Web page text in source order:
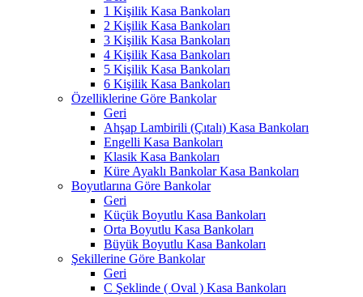
1 Kişilik Kasa Bankoları
2 Kişilik Kasa Bankoları
3 Kişilik Kasa Bankoları
4 Kişilik Kasa Bankoları
5 Kişilik Kasa Bankoları
6 Kişilik Kasa Bankoları
Özelliklerine Göre Bankolar
Geri
Ahşap Lambirili (Çıtalı) Kasa Bankoları
Engelli Kasa Bankoları
Klasik Kasa Bankoları
Küre Ayaklı Bankolar Kasa Bankoları
Boyutlarına Göre Bankolar
Geri
Küçük Boyutlu Kasa Bankoları
Orta Boyutlu Kasa Bankoları
Büyük Boyutlu Kasa Bankoları
Şekillerine Göre Bankolar
Geri
C Şeklinde ( Oval ) Kasa Bankoları